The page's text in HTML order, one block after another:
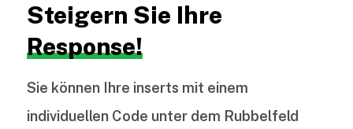
Steigern Sie Ihre
Response!
Sie können Ihre inserts mit einem
individuellen Code unter dem Rubbelfeld